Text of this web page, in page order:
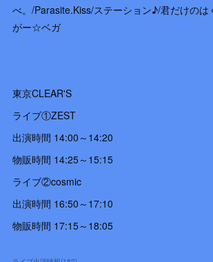
べ。/Parasite.Kiss/ステーション♪/君だけのは
がー☆ベガ
東京CLEAR'S
ライブ①ZEST
出演時間 14:00～14:20
物販時間 14:25～15:15
ライブ②cosmic
出演時間 16:50～17:10
物販時間 17:15～18:05